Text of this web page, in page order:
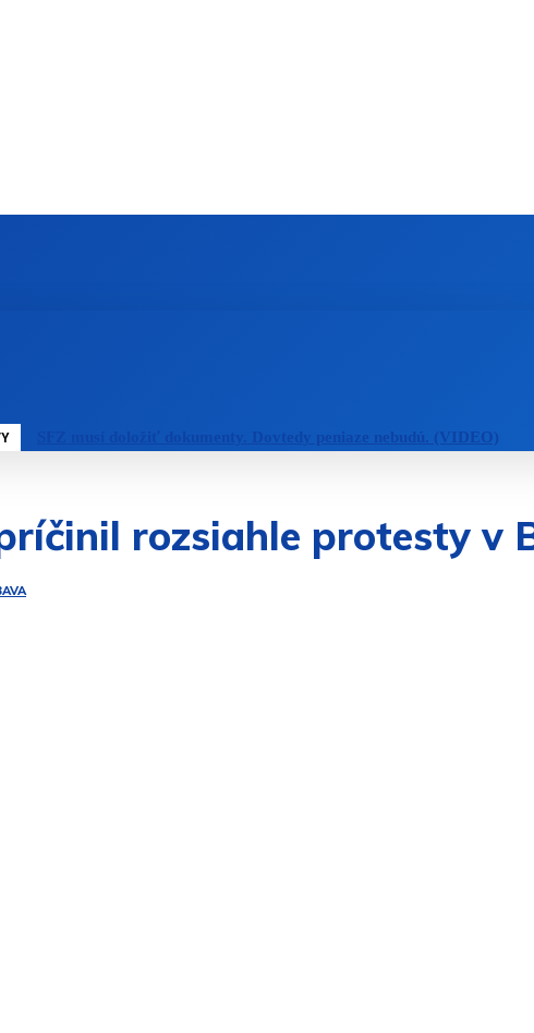
SFZ musí doložiť dokumenty. Dovtedy peniaze nebudú. (VIDEO)
rozsiahle protesty v